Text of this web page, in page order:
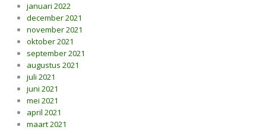
januari 2022
december 2021
november 2021
oktober 2021
september 2021
augustus 2021
juli 2021
juni 2021
mei 2021
april 2021
maart 2021